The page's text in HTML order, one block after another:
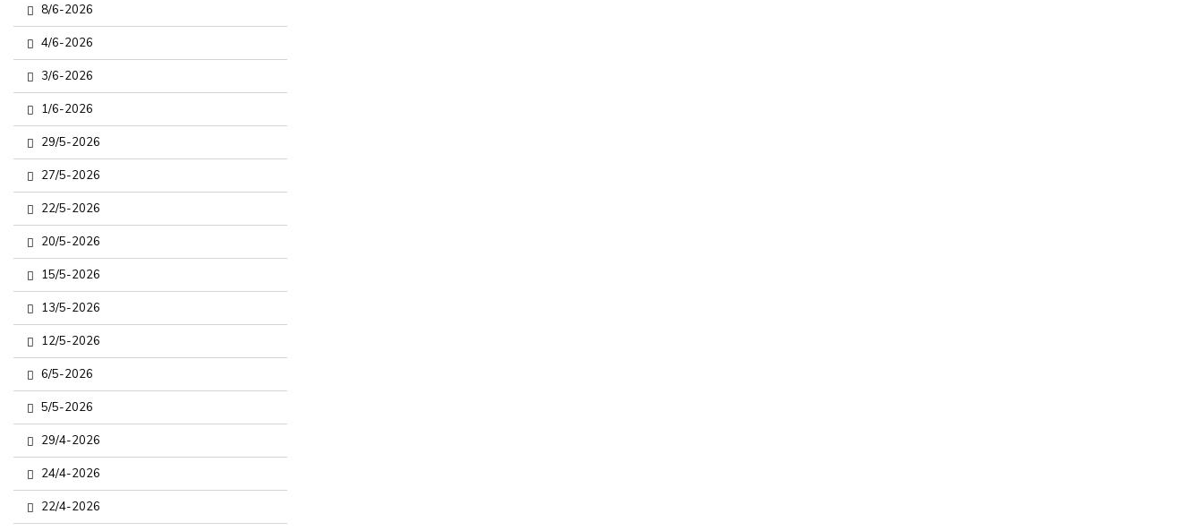
8/6-2026
4/6-2026
3/6-2026
1/6-2026
29/5-2026
27/5-2026
22/5-2026
20/5-2026
15/5-2026
13/5-2026
12/5-2026
6/5-2026
5/5-2026
29/4-2026
24/4-2026
22/4-2026